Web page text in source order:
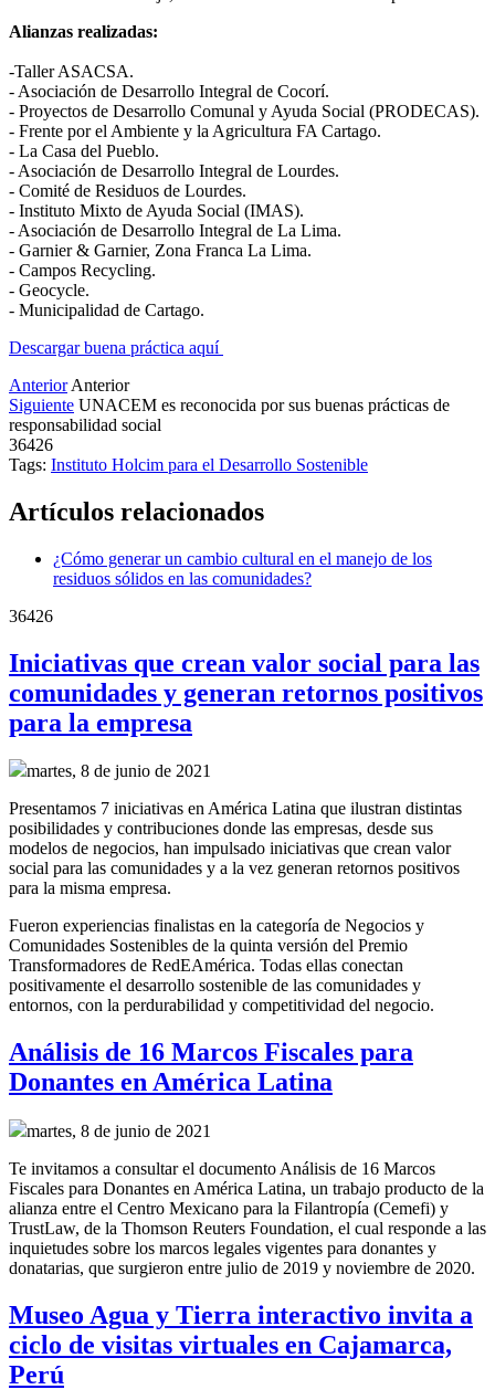
Alianzas realizadas:
-Taller ASACSA.
- Asociación de Desarrollo Integral de Cocorí.
- Proyectos de Desarrollo Comunal y Ayuda Social (PRODECAS).
- Frente por el Ambiente y la Agricultura FA Cartago.
- La Casa del Pueblo.
- Asociación de Desarrollo Integral de Lourdes.
- Comité de Residuos de Lourdes.
- Instituto Mixto de Ayuda Social (IMAS).
- Asociación de Desarrollo Integral de La Lima.
- Garnier & Garnier, Zona Franca La Lima.
- Campos Recycling.
- Geocycle.
- Municipalidad de Cartago.
Descargar buena práctica aquí
Anterior Anterior
Siguiente UNACEM es reconocida por sus buenas prácticas de
responsabilidad social
36426
Tags: Instituto Holcim para el Desarrollo Sostenible
Artículos relacionados
¿Cómo generar un cambio cultural en el manejo de los
residuos sólidos en las comunidades?
36426
Iniciativas que crean valor social para las
comunidades y generan retornos positivos
para la empresa
martes, 8 de junio de 2021
Presentamos 7 iniciativas en América Latina que ilustran distintas
posibilidades y contribuciones donde las empresas, desde sus
modelos de negocios, han impulsado iniciativas que crean valor
social para las comunidades y a la vez generan retornos positivos
para la misma empresa.
Fueron experiencias finalistas en la categoría de Negocios y
Comunidades Sostenibles de la quinta versión del Premio
Transformadores de RedEAmérica. Todas ellas conectan
positivamente el desarrollo sostenible de las comunidades y
entornos, con la perdurabilidad y competitividad del negocio.
Análisis de 16 Marcos Fiscales para
Donantes en América Latina
martes, 8 de junio de 2021
Te invitamos a consultar el documento Análisis de 16 Marcos
Fiscales para Donantes en América Latina, un trabajo producto de la
alianza entre el Centro Mexicano para la Filantropía (Cemefi) y
TrustLaw, de la Thomson Reuters Foundation, el cual responde a las
inquietudes sobre los marcos legales vigentes para donantes y
donatarias, que surgieron entre julio de 2019 y noviembre de 2020.
Museo Agua y Tierra interactivo invita a
ciclo de visitas virtuales en Cajamarca,
Perú